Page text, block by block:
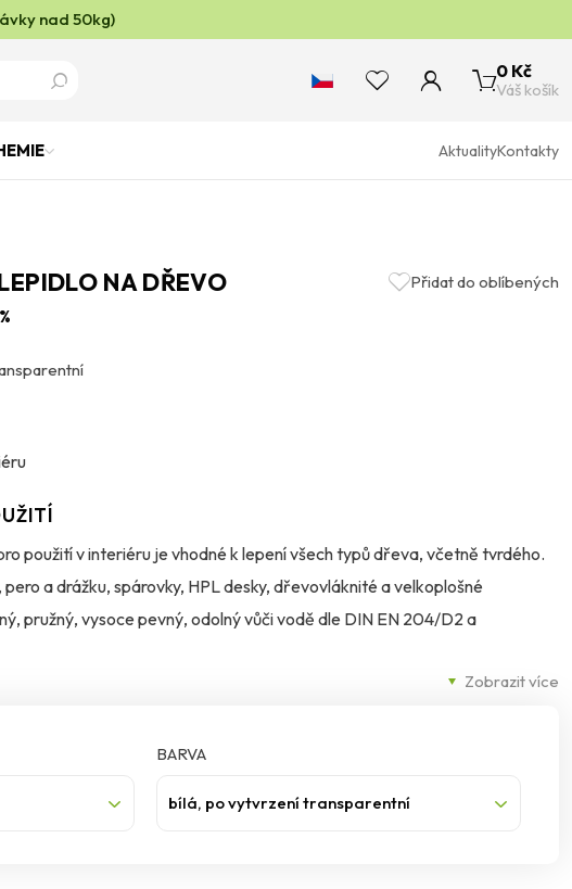
nad 50kg)
0 Kč
Váš košík
AktualityKontakty
NA DŘEVO
Přidat do oblíbených
Zobrazit více
použití v interiéru je vhodné k lepení všech typů dřeva, včetně tvrdého.
a drážku, spárovky, HPL desky, dřevovláknité a velkoplošné
pružný, vysoce pevný, odolný vůči vodě dle DIN EN 204/D2 a
BARVA
bílá, po vytvrzení transparentní